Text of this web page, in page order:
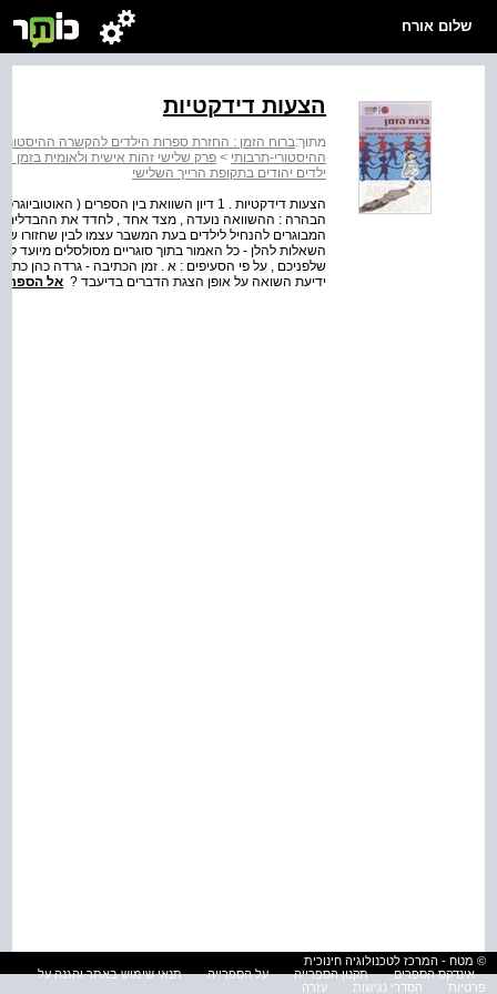
שלום אורח
הצעות דידקטיות
מתוך:ברוח הזמן : החזרת ספרות הילדים להקשרה
ההיסטורי-תרבותי > פרק שלישי זהות אישית ולאומית בזמן
ילדים יהודים בתקופת הרייך השלישי
הבהרה : ההשוואה נועדה , מצד אחד , לחדד את ההבדלים
המבוגרים להנחיל לילדים בעת המשבר עצמו לבין שחזורו
השאלות להלן - כל האמור בתוך סוגריים מסולסלים מיועד
שלפניכם , על פי הסעיפים : א . זמן הכתיבה - גרדה כהן
ידיעת השואה על אופן הצגת הדברים בדיעבד ? אל הספר
© מטח - המרכז לטכנולוגיה חינוכית
אינדקס הספרים
תקנון הספרייה על הספרייה
תנאי שימוש באתר והגנה על
פרטיות
הסדרי נגישות עזרה